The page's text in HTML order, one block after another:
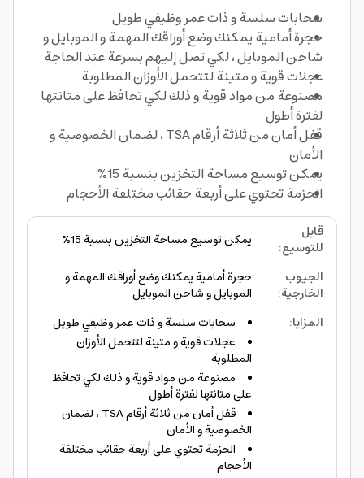
سحابات سلسة و ذات عمر وظيفي طويل
حجرة أمامية يمكنك وضع أوراقك المهمة و الموبايل و
شاحن الموبايل ، لكي تصل إليهم بسرعة عند الحاجة
عجلات قوية و متينة لتتحمل الأوزان المطلوبة
مصنوعة من مواد قوية و ذلك لكي تحافظ على متانتها
لفترة أطول
قفل أمان من ثلاثة أرقام TSA ، لضمان الخصوصية و
الأمان
يمكن توسيع مساحة التخزين بنسبة 15%
الحزمة تحتوي على أربعة حقائب مختلفة الأحجام
قابل
للتوسيع:
يمكن توسيع مساحة التخزين بنسبة 15%
الجيوب
الخارجية:
حجرة أمامية يمكنك وضع أوراقك المهمة و
الموبايل و شاحن الموبايل
المزايا:
سحابات سلسة و ذات عمر وظيفي طويل
عجلات قوية و متينة لتتحمل الأوزان
المطلوبة
مصنوعة من مواد قوية و ذلك لكي تحافظ
على متانتها لفترة أطول
قفل أمان من ثلاثة أرقام TSA ، لضمان
الخصوصية و الأمان
الحزمة تحتوي على أربعة حقائب مختلفة
الأحجام